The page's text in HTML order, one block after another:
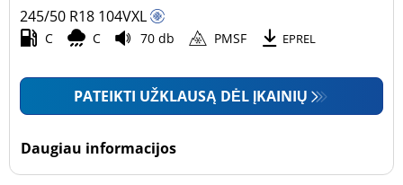
245/50 R18 104VXL
C C 70 db PMSF EPREL
PATEIKTI UŽKLAUSĄ DĖL ĮKAINIŲ
Daugiau informacijos